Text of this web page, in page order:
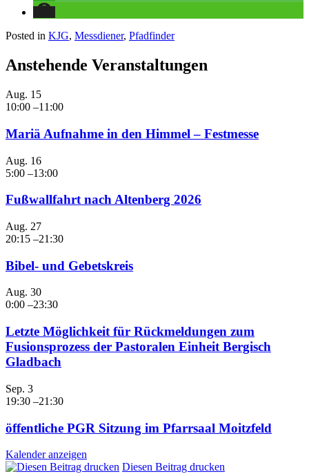
Posted in KJG, Messdiener, Pfadfinder
Anstehende Veranstaltungen
Aug. 15
10:00 –11:00
Mariä Aufnahme in den Himmel – Festmesse
Aug. 16
5:00 –13:00
Fußwallfahrt nach Altenberg 2026
Aug. 27
20:15 –21:30
Bibel- und Gebetskreis
Aug. 30
0:00 –23:30
Letzte Möglichkeit für Rückmeldungen zum
Fusionsprozess der Pastoralen Einheit Bergisch
Gladbach
Sep. 3
19:30 –21:30
öffentliche PGR Sitzung im Pfarrsaal Moitzfeld
Kalender anzeigen
Diesen Beitrag drucken